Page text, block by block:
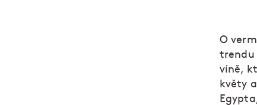
O
trendu
víně,
květy